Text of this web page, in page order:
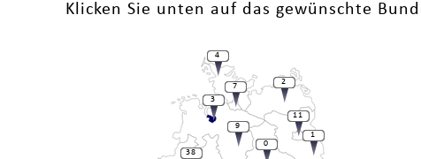
Klicken Sie unten auf das gewünschte
1
38
11
0
2
7
4
3
9